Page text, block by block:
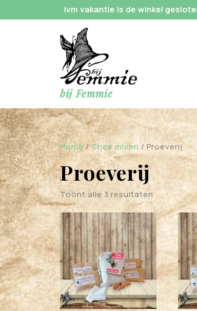
Ivm vakantie is de winkel
bij Femmie
Home /Thee mixen / Proeverij
Proeverij
Toont alle 3 resultaten